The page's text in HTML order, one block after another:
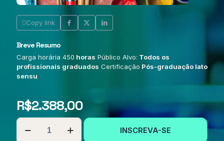
Copy link
Breve Resumo
Carga horária 450 horas Público Alvo: Todos os
profissionais graduados Certificação Pós-graduação lato
sensu
R$2.388,00
PÓS-
GRADUAÇÃO
INSCREVA-SE